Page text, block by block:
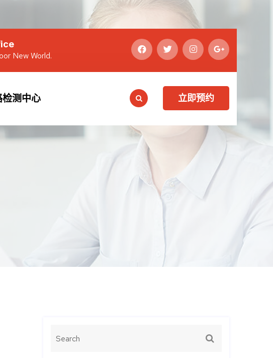
New World.
测中心 立即预约